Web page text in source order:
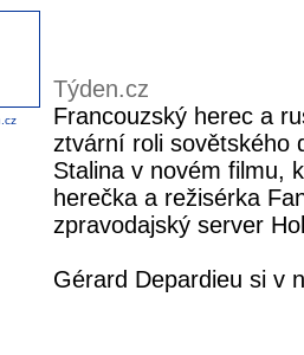
Týden.cz
Francouzský herec a
ztvární roli sovětského
Stalina v novém filmu,
herečka a režisérka
zpravodajský server
Gérard Depardieu si v